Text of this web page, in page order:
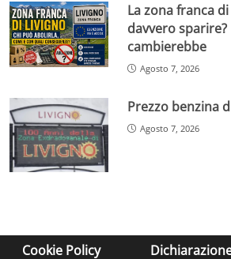
La zona franca
davvero sparire?
cambierebbe
Agosto 7, 2026
Prezzo benzina
Agosto 7, 2026
Cookie Policy